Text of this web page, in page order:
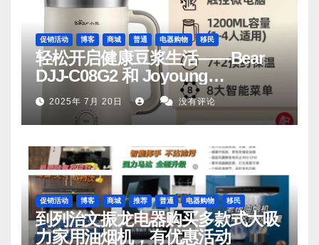
促销活动 博客 商城 普通 电器购物 移民
轻松开启健康豆浆生活——Bear
DJJ‑C08G2 和 Joyoung
DJ06M‑D53，你值得拥有
2025年 7月 20日 没有评论
促销活动 博客 商城 推荐 普通 电器购物 移民
到列治文振龙电器购买多款式大吸
力家用油烟机，有优惠活动